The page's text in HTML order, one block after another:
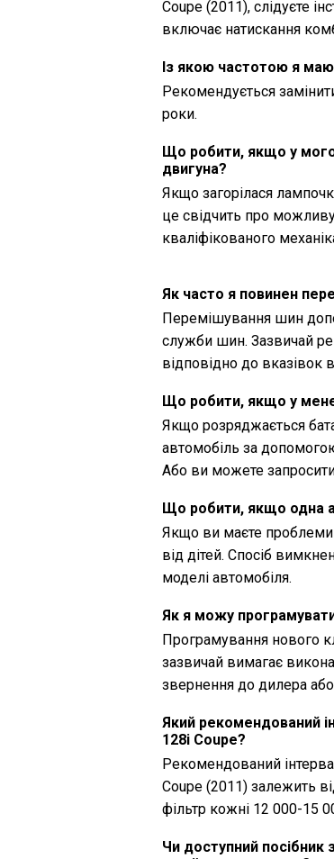
Coupe (2011), слідуєте
включає натискання
Із якою частотою я маю
Рекомендується
роки.
Що робити, якщо у мого
двигуна?
Якщо загорілася
це свідчить про
кваліфікованого
Як часто я повинен
Перемішування шин
служби шин. Зазвичай
відповідно до вказівок
Що робити, якщо у
Якщо розряджається
автомобіль за
Або ви можете
Що робити, якщо одна
Якщо ви маєте проблеми
від дітей. Спосіб
моделі автомобіля.
Як я можу
Програмування нового
зазвичай вимагає
звернення до дилера
Який рекомендований
128i Coupe?
Рекомендований
Coupe (2011) залежить
фільтр кожні 12 000-15
Чи доступний посібник